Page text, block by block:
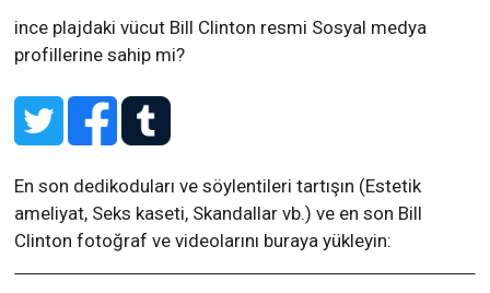
ince plajdaki vücut Bill Clinton resmi Sosyal medya
profillerine sahip mi?
En son dedikoduları ve söylentileri tartışın (Estetik
ameliyat, Seks kaseti, Skandallar vb.) ve en son Bill
Clinton fotoğraf ve videolarını buraya yükleyin: